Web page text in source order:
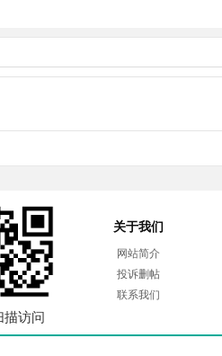
描访问
关于我们
网站简介
投诉删帖
联系我们